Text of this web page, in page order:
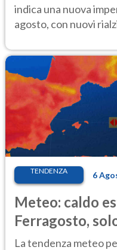
indica una nuova
agosto, con nuovi
TENDENZA 6
Meteo: caldo
Ferragosto,
Ecco dove
La tendenza meteo